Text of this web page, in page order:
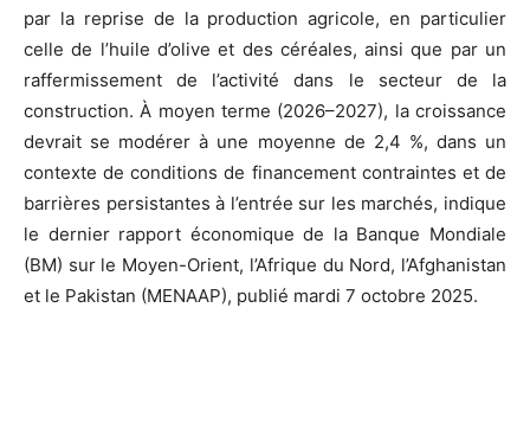
par la reprise de la production agricole, en particulier
celle de l’huile d’olive et des céréales, ainsi que par un
raffermissement de l’activité dans le secteur de la
construction. À moyen terme (2026–2027), la croissance
devrait se modérer à une moyenne de 2,4 %, dans un
contexte de conditions de financement contraintes et de
barrières persistantes à l’entrée sur les marchés, indique
le dernier rapport économique de la Banque Mondiale
(BM) sur le Moyen-Orient, l’Afrique du Nord, l’Afghanistan
et le Pakistan (MENAAP), publié mardi 7 octobre 2025.